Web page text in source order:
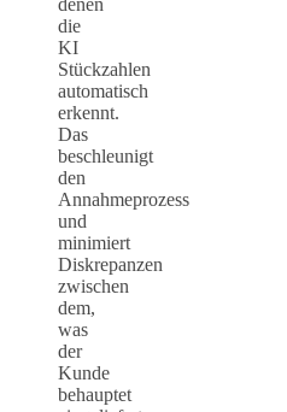
denen
die
KI
Stückzahlen
automatisch
erkennt.
Das
beschleunigt
den
Annahmeprozess
und
minimiert
Diskrepanzen
zwischen
dem,
was
der
Kunde
behauptet